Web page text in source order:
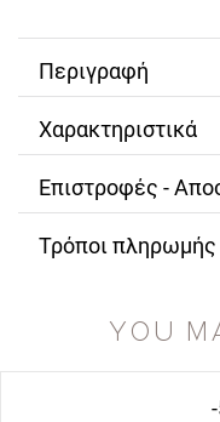
Περιγραφή
Χαρακτηριστικά
Επιστροφές -
Τρόποι πληρωμής
YOU